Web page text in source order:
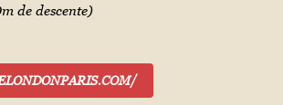
de descente)